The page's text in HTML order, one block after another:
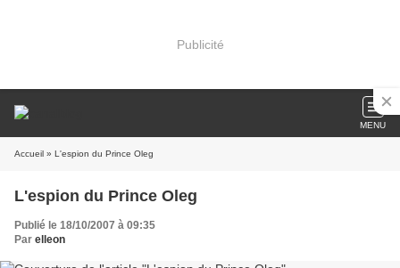
Publicité
MENU
Accueil » L'espion du Prince Oleg
L'espion du Prince Oleg
Publié le 18/10/2007 à 09:35
Par elleon